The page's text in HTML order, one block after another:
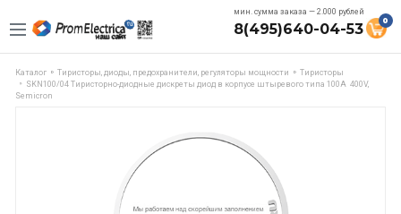
мин. сумма заказа — 2.000 рублей
8(495)640-04-53 0
Каталог Тиристоры, диоды, предохранители, регуляторы мощности
Тиристоры
SKN100/04 Тиристорно-диодные дискреты диод в корпусе штыревого типа 100A 400V,
Semicron